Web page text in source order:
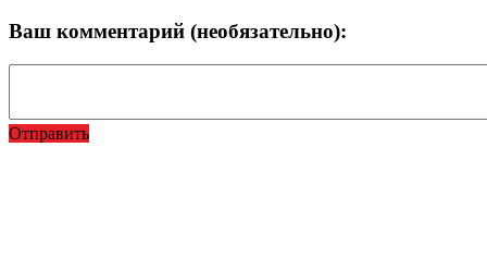
Ваш комментарий (необязательно):
Отправить